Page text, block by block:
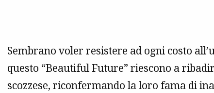
Sembrano voler resistere ad ogni costo
questo “Beautiful Future” riescono a
scozzese, riconfermando la loro fama di